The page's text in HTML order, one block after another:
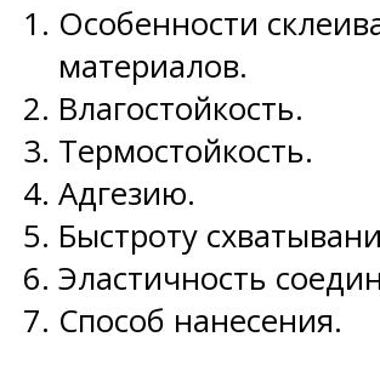
Особенности
материалов.
Влагостойкость.
Термостойкость.
Адгезию.
Быстроту
Эластичность
Способ нанесения.